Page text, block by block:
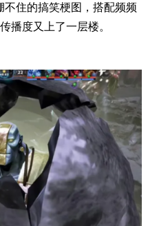
不住的搞笑梗图，搭配频频
播度又上了一层楼。